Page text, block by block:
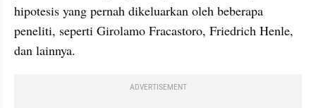
hipotesis yang pernah dikeluarkan oleh beberapa
peneliti, seperti Girolamo Fracastoro, Friedrich Henle,
dan lainnya.
ADVERTISEMENT